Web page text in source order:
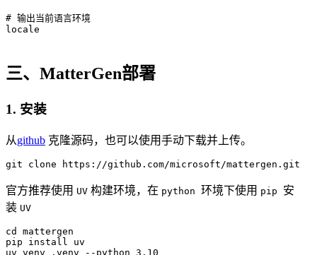
# 输出当前语言环境
locale
三、MatterGen部署
1. 安装
从github 克隆源码，也可以使用手动下载并上传。
git
官方推荐使用 UV 构建环境，在 python 环境下使用 pip 安
装 UV
cd mattergen
pip install uv
uv venv .venv --python 3.10